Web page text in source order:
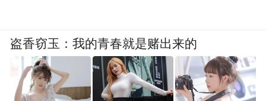
盗香窃玉：我的青春就是赌出来的